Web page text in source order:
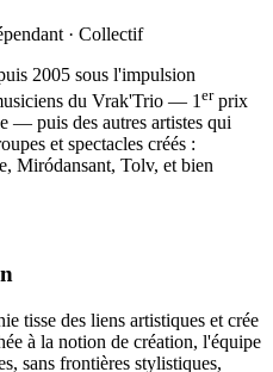
· Collectif
2005 sous l'impulsion
du Vrak'Trio — 1 erprix
— puis des autres artistes qui
et spectacles créés :
Miródansant, Tolv, et bien
tisse des liens artistiques et crée
à la notion de création, l'équipe
sans frontières stylistiques,